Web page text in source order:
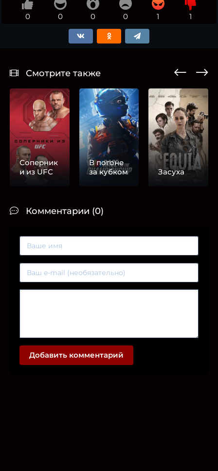
0 0 0 0 1 1
Смотрите также
Соперник
и из UFC
В погоне
за кубком
Засуха
Комментарии (0)
Добавить комментарий